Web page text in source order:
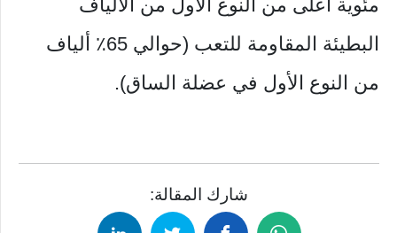
مئوية أعلى من النوع الأول من الألياف
البطيئة المقاومة للتعب (حوالي 65٪ ألياف
من النوع الأول في عضلة الساق).
شارك المقالة: